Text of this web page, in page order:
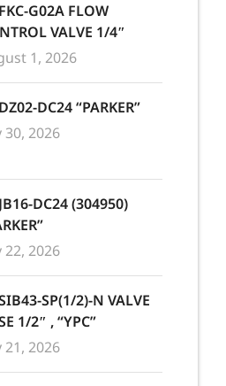
G02A FLOW
VALVE 1/4″
1, 2026
DC24 “PARKER”
30, 2026
DC24 (304950)
22, 2026
SP(1/2)-N VALVE
1/2″ , “YPC”
21, 2026